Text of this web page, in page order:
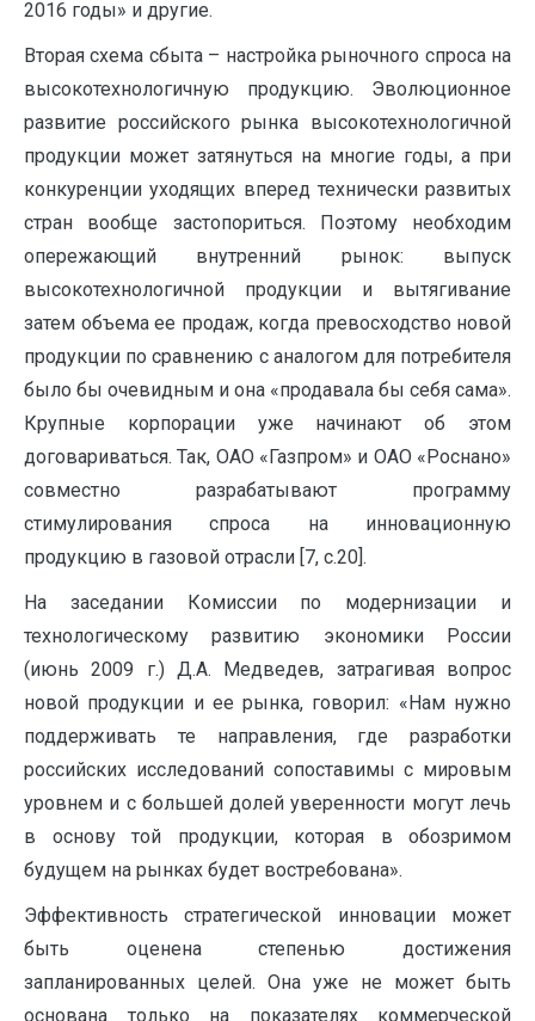
2016 годы» и другие.
Вторая схема сбыта – настройка рыночного спроса на
высокотехнологичную продукцию. Эволюционное
развитие российского рынка высокотехнологичной
продукции может затянуться на многие годы, а при
конкуренции уходящих вперед технически развитых
стран вообще застопориться. Поэтому необходим
опережающий внутренний рынок: выпуск
высокотехнологичной продукции и вытягивание
затем объема ее продаж, когда превосходство новой
продукции по сравнению с аналогом для потребителя
было бы очевидным и она «продавала бы себя сама».
Крупные корпорации уже начинают об этом
договариваться. Так, ОАО «Газпром» и ОАО «Роснано»
совместно разрабатывают программу
стимулирования спроса на инновационную
продукцию в газовой отрасли [7, с.20].
На заседании Комиссии по модернизации и
технологическому развитию экономики России
(июнь 2009 г.) Д.А. Медведев, затрагивая вопрос
новой продукции и ее рынка, говорил: «Нам нужно
поддерживать те направления, где разработки
российских исследований сопоставимы с мировым
уровнем и с большей долей уверенности могут лечь
в основу той продукции, которая в обозримом
будущем на рынках будет востребована».
Эффективность стратегической инновации может
быть оценена степенью достижения
запланированных целей. Она уже не может быть
основана только на показателях коммерческой